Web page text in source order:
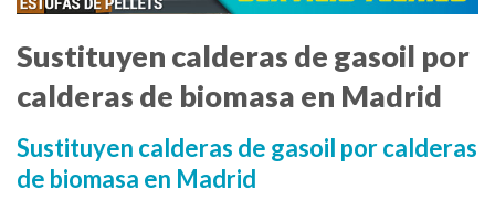
Sustituyen calderas de gasoil por
calderas de biomasa en Madrid
Sustituyen calderas de gasoil por calderas
de biomasa en Madrid